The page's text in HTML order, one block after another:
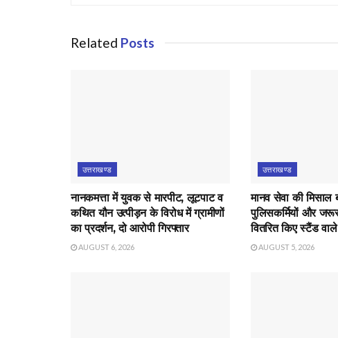
Related Posts
उत्तराखण्ड
नानकमत्ता में युवक से मारपीट, लूटपाट व
कथित यौन उत्पीड़न के विरोध में ग्रामीणों
का प्रदर्शन, दो आरोपी गिरफ्तार
AUGUST 6, 2026
उत्तराखण्ड
मानव सेवा की मिसाल
पुलिसकर्मियों और
वितरित किए स्टैंड
AUGUST 5, 2026